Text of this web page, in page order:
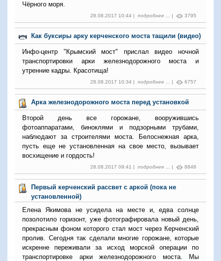
Чёрного моря.
28.08.2017 10:44 | подробнее ... | 3795
Как буксиры арку керченского моста тащили (видео)
Инфо-центр "Крымский мост" прислал видео ночной
транспортировки арки железнодорожного моста и
утренние кадры. Красотища!
28.08.2017 10:34 | подробнее ... | 6757
Арка железнодорожного моста перед установкой
Второй день все горожане, вооружившись
фотоаппаратами, биноклями и подзорными трубами,
наблюдают за строителями моста. Белоснежная арка,
пусть еще не установленная на свое место, вызывает
восхищение и гордость!
28.08.2017 09:41 | подробнее ... | 8848
Первый керченский рассвет с аркой (пока не
установленной)
Елена Якимова не усидела на месте и, едва солнце
позолотило горизонт, уже фотографировала новый день,
прекрасным фоном которого стал мост через Керченский
пролив. Сегодня так сделали многие горожане, которые
искренне переживали за исход морской операции по
транспортировке арки железнодорожного моста. Мы